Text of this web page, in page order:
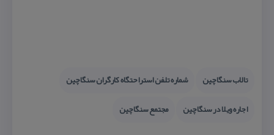
تالاب سنگاچین
شماره تلفن استراحتگاه كارگران سنگاچین
اجاره ویلا در سنگاچین
مجتمع سنگاچین